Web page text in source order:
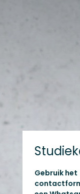
Gebruik het